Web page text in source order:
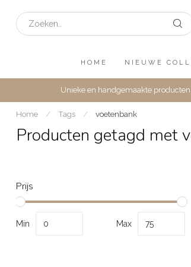
HOME NIEUWE
Unieke en handgemaakte
Home / Tags / voetenbank
Producten getagd met
Prijs
Min Max